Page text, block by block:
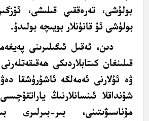
بولۇشى، تەرەققىي قىلىشى،
بولۇشى ئۇ قانۇنلار بويىچە بولىدۇ.
دىن، ئەقىل ئىگىلىرىنى
قىلىنغان كىتابلاردىكى
ۋە ئۇلارنى ئەمەلگە ئاشۇرۇشقا
شۇنداقلا ئىنسانلارنىڭ
مۇناسىۋىتىنى، بىر-بىرلىرى